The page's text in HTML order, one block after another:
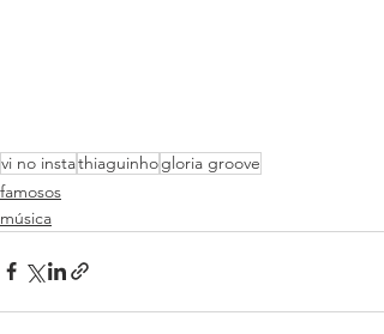
vi no instathiaguinhogloria groove
famosos
música